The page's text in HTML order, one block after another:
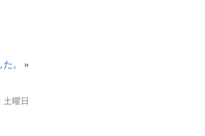
。 »
土曜日